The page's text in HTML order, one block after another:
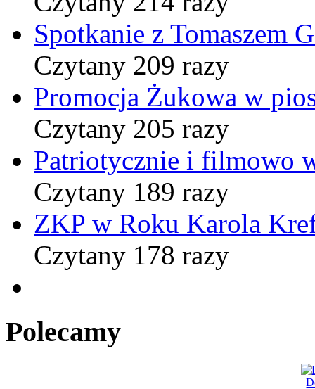
Spotkanie z Tomaszem
Czytany 209 razy
Promocja Żukowa w
Czytany 205 razy
Patriotycznie i filmowo
Czytany 189 razy
ZKP w Roku Karola
Czytany 178 razy
Polecamy